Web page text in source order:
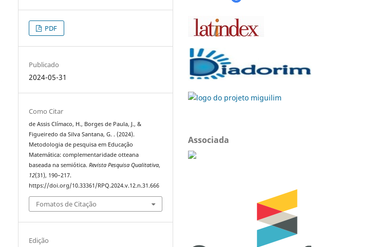
PDF
Publicado
2024-05-31
Como Citar
de Assis Clímaco, H., Borges de Paula, J., &
Figueiredo da Silva Santana, G. . (2024).
Metodologia de pesquisa em Educação
Matemática: complementaridade otteana
baseada na semiótica.Revista Pesquisa Qualitativa,
12(31), 190–217.
https://doi.org/10.33361/RPQ.2024.v.12.n.31.666
Fomatos de Citação
Edição
Associada